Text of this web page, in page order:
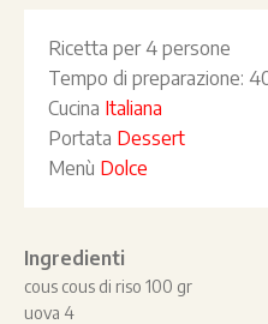
Ingredienti
cous cous di riso 100 gr
uova 4
Ricetta per4 persone
Tempo di preparazione:
Cucina Italiana
Portata Dessert
Menù Dolce